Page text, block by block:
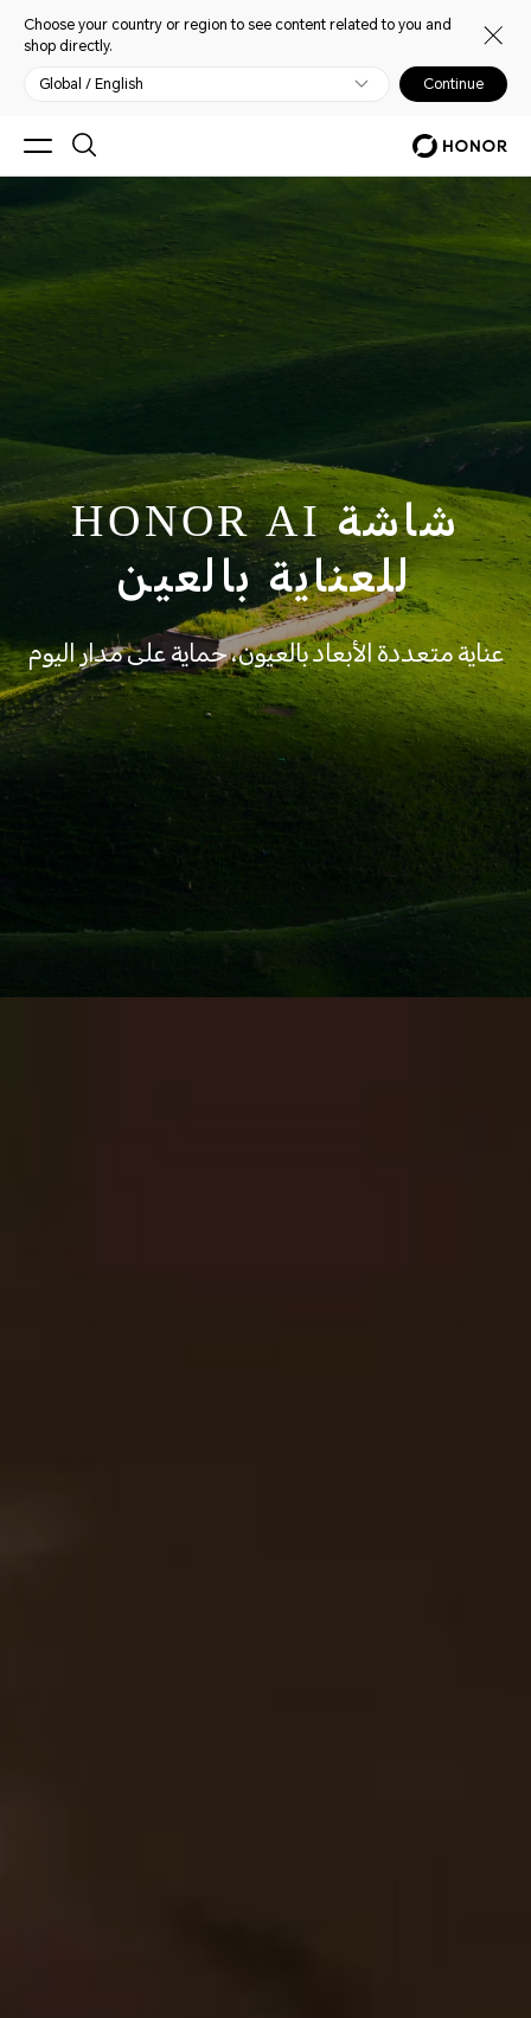
Choose your country or region to see content related to you and
shop directly.
Global / English Continue
شاشة HONOR AI
للعناية بالعين
عناية متعددة الأبعاد بالعيون، حماية على مدار اليوم